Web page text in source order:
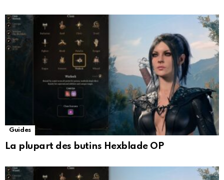
Guides
La plupart des butins Hexblade OP